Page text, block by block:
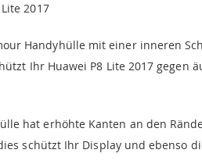
2017
Handyhülle mit einer inneren
Ihr Huawei P8 Lite 2017 gegen
hat erhöhte Kanten an den
schützt Ihr Display und ebenso